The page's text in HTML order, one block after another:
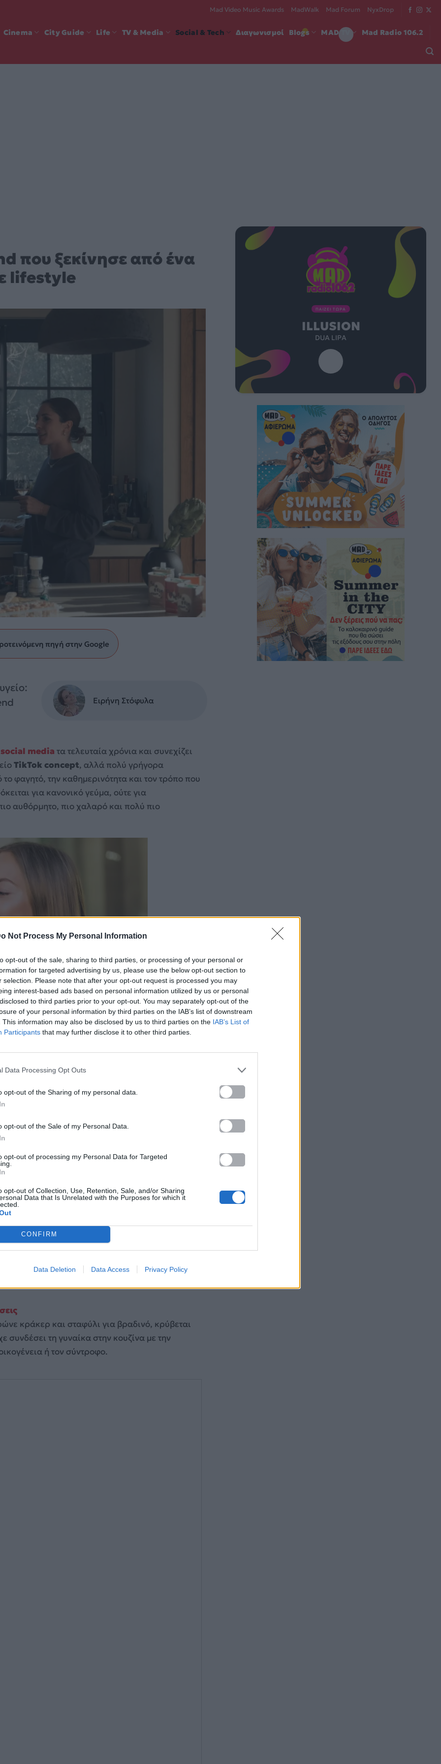
Not Process My Personal Information
opt-out of the sale, sharing to third parties, or processing of your personal or
for targeted advertising by us, please use the below opt-out section to
selection. Please note that after your opt-out request is processed you may
interest-based ads based on personal information utilized by us or personal
to third parties prior to your opt-out. You may separately opt-out of the
of your personal information by third parties on the IAB’s list of downstream
This information may also be disclosed by us to third parties on the IAB’s List of
Participants that may further disclose it to other third parties.
Data Processing Opt Outs
opt-out of the Sharing of my personal data.
opt-out of the Sale of my Personal Data.
opt-out of processing my Personal Data for Targeted
opt-out of Collection, Use, Retention, Sale, and/or Sharing
Data that Is Unrelated with the Purposes for which it
CONFIRM
Data Deletion Data Access Privacy Policy
Mad Video Music Awards MadWalk Mad Forum NyxDrop
Cinema City Guide Life TV & Media Social & Tech Διαγωνισμοί Blogs MAD TV Mad Radio 106.2
που ξεκίνησε από ένα
lifestyle
πηγή στην Google
Ειρήνη Στόφυλα
social media τα τελευταία χρόνια και συνεχίζει
TikTok concept, αλλά πολύ γρήγορα
φαγητό, την καθημερινότητα και τον τρόπο που
για κανονικό γεύμα, ούτε για
αυθόρμητο, πιο χαλαρό και πολύ πιο
καν πιάτο
ίσως λίγες ελιές ή ό,τι υπάρχει πρόχειρο στο
η ειλικρίνεια του. Δεν προσπαθεί να
όλοι λίγο-πολύ έχουμε ζήσει
κράκερ και σταφύλι για βραδινό, κρύβεται
συνδέσει τη γυναίκα στην κουζίνα με την
ή τον σύντροφο.
ΠΑΙΖΕΙ ΤΩΡΑ
ILLUSION
DUA LIPA